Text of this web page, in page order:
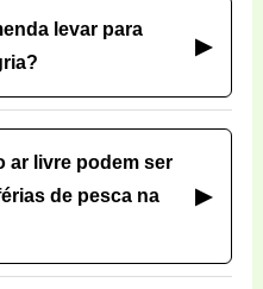
levar para
▶
ar livre podem ser
de pesca na
▶